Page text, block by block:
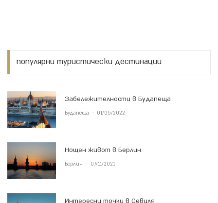
популярни туристически дестинации
Забележителности в Будапеща
Будапеща - 01/05/2022
Нощен живот в Берлин
Берлин - 07/11/2021
Интересни точки в Севиля